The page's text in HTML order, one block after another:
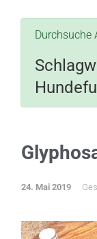
Durchsuche
24. Mai 2019